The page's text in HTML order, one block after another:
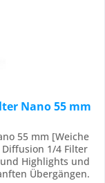
Nano 55 mm
55 mm [Weiche
1/4 Filter
Highlights und
Übergängen.